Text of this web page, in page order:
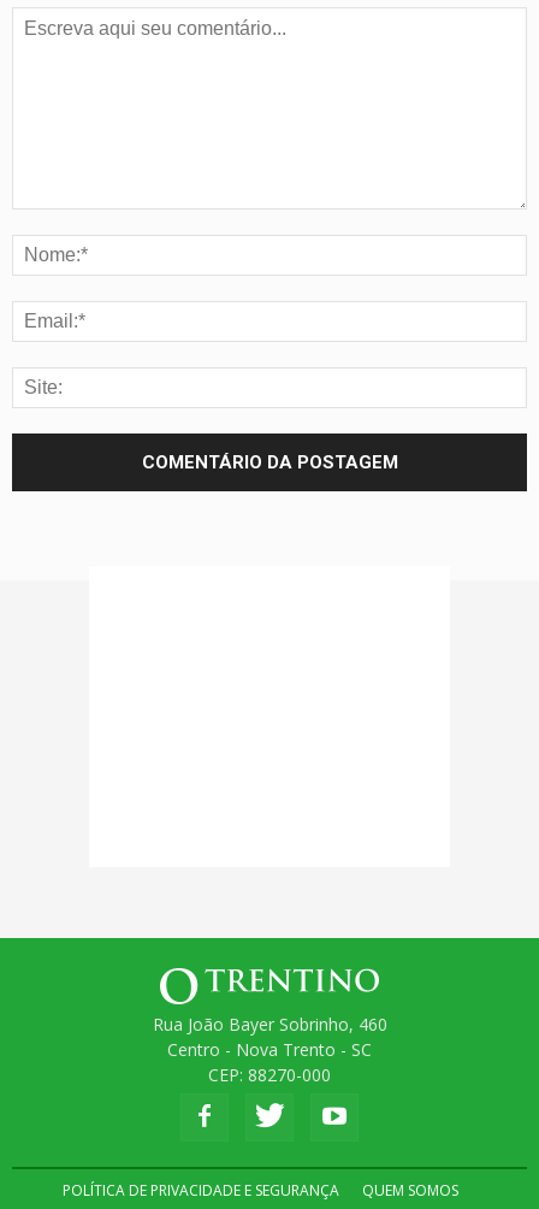
Rua João Bayer Sobrinho, 460
Centro - Nova Trento - SC
CEP: 88270-000
POLÍTICA DE PRIVACIDADE E SEGURANÇA
QUEM SOMOS